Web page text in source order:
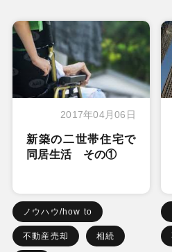
2017年04月06日
新築の二世帯住宅で
同居生活 その①
ノウハウ/how to
不動産売却 相続